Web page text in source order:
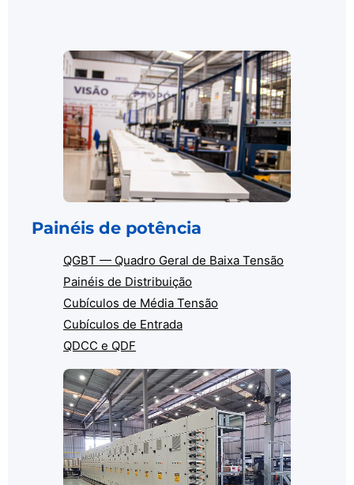
Painéis de potência
QGBT — Quadro Geral de Baixa Tensão
Painéis de Distribuição
Cubículos de Média Tensão
Cubículos de Entrada
QDCC e QDF